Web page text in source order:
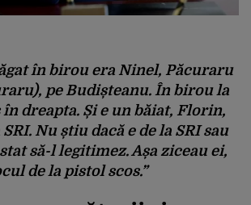
în birou era Ninel, Păcuraru
pe Budișteanu. În birou la
dreapta. Și e un băiat, Florin,
Nu știu dacă e de la SRI sau
să-l legitimez. Așa ziceau ei,
de la pistol scos.”